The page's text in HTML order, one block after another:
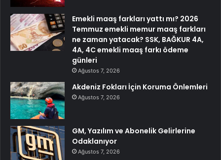
Emekli maaş farkları yattı mı? 2026
Temmuz emekli memur maaş farkları
ne zaman yatacak? SSK, BAĞKUR 4A,
4A, 4C emekli maaş farkı ödeme
günleri
Ağustos 7, 2026
Akdeniz Fokları İçin Koruma Önlemleri
Ağustos 7, 2026
GM, Yazılım ve Abonelik Gelirlerine
Odaklanıyor
Ağustos 7, 2026